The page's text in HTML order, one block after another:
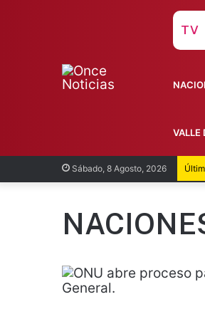
Sábado, 8 Agosto, 2026
TV
VALLE